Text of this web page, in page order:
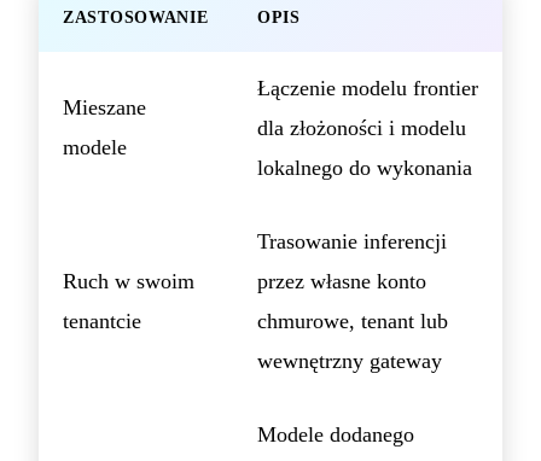
ZASTOSOWANIE OPIS
Mieszane
modele
Łączenie modelu frontier
dla złożoności i modelu
lokalnego do wykonania
Ruch w swoim
tenantcie
Trasowanie inferencji
przez własne konto
chmurowe, tenant lub
wewnętrzny gateway
Modele dodanego